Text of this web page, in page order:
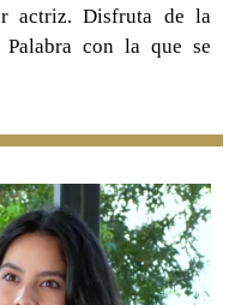
actriz. Disfruta de la
con la que se